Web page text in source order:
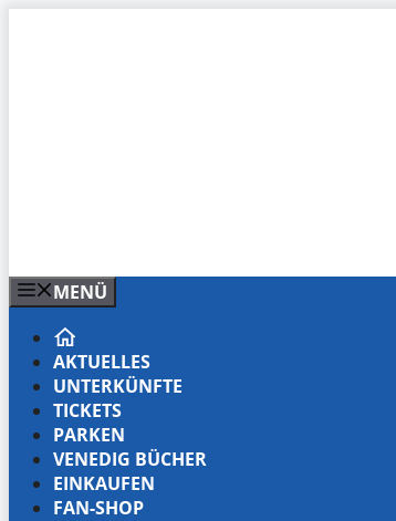
MENÜ
AKTUELLES
UNTERKÜNFTE
TICKETS
PARKEN
VENEDIG BÜCHER
EINKAUFEN
FAN-SHOP